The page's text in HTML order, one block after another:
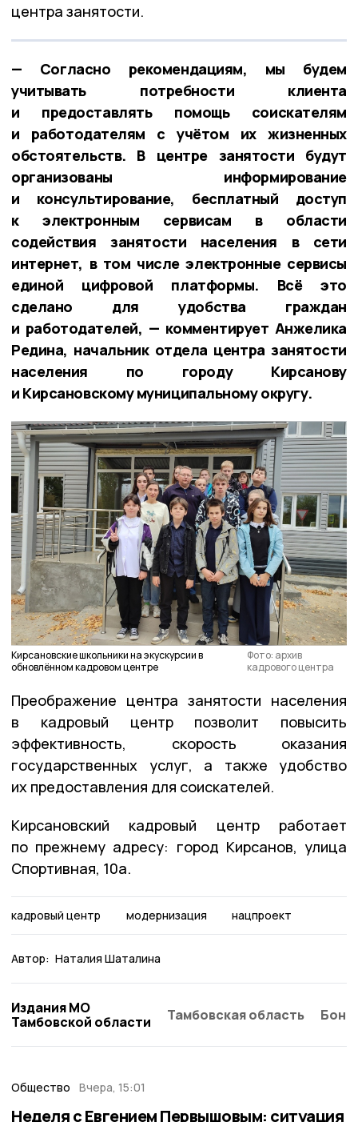
центра занятости.
— Согласно рекомендациям, мы будем
учитывать потребности клиента
и предоставлять помощь соискателям
и работодателям с учётом их жизненных
обстоятельств. В центре занятости будут
организованы информирование
и консультирование, бесплатный доступ
к электронным сервисам в области
содействия занятости населения в сети
интернет, в том числе электронные сервисы
единой цифровой платформы. Всё это
сделано для удобства граждан
и работодателей, — комментирует Анжелика
Редина, начальник отдела центра занятости
населения по городу Кирсанову
и Кирсановскому муниципальному округу.
Кирсановские школьники на экускурсии в
обновлённом кадровом центре
Фото: архив
кадрового центра
Преображение центра занятости населения
в кадровый центр позволит повысить
эффективность, скорость оказания
государственных услуг, а также удобство
их предоставления для соискателей.
Кирсановский кадровый центр работает
по прежнему адресу: город Кирсанов, улица
Спортивная, 10а.
кадровый центр модернизация нацпроект
Автор: Наталия Шаталина
Издания МО
Тамбовской области
Тамбовская область
Общество Вчера, 15:01
Неделя с Евгением Первышовым: ситуация